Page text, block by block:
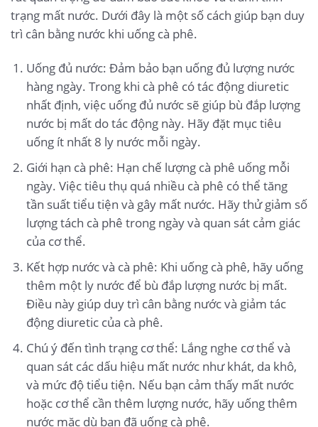
trạng mất nước. Dưới đây là một số cách giúp bạn duy
trì cân bằng nước khi uống cà phê.
Uống đủ nước: Đảm bảo bạn uống đủ lượng nước
hàng ngày. Trong khi cà phê có tác động diuretic
nhất định, việc uống đủ nước sẽ giúp bù đắp lượng
nước bị mất do tác động này. Hãy đặt mục tiêu
uống ít nhất 8 ly nước mỗi ngày.
Giới hạn cà phê: Hạn chế lượng cà phê uống mỗi
ngày. Việc tiêu thụ quá nhiều cà phê có thể tăng
tần suất tiểu tiện và gây mất nước. Hãy thử giảm số
lượng tách cà phê trong ngày và quan sát cảm giác
của cơ thể.
Kết hợp nước và cà phê: Khi uống cà phê, hãy uống
thêm một ly nước để bù đắp lượng nước bị mất.
Điều này giúp duy trì cân bằng nước và giảm tác
động diuretic của cà phê.
Chú ý đến tình trạng cơ thể: Lắng nghe cơ thể và
quan sát các dấu hiệu mất nước như khát, da khô,
và mức độ tiểu tiện. Nếu bạn cảm thấy mất nước
hoặc cơ thể cần thêm lượng nước, hãy uống thêm
nước mặc dù bạn đã uống cà phê.